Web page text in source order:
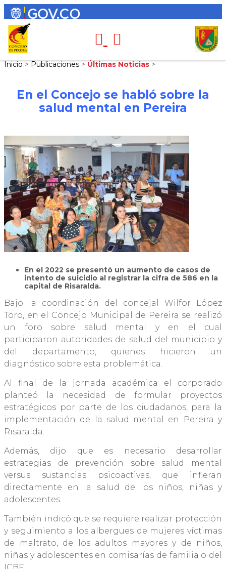
Inicio > Publicaciones > Últimas Noticias >
En el Concejo se habló sobre la
salud mental en Pereira
En el 2022 se presentó un aumento de casos de
intento de suicidio al registrar la cifra de 586 en la
capital de Risaralda.
Bajo la coordinación del concejal Wilfor López
Toro, en el Concejo Municipal de Pereira se realizó
un foro sobre salud mental y en el cual
participaron autoridades de salud del municipio y
del departamento, quienes hicieron un
diagnóstico sobre esta problemática.
Al final de la jornada académica el corporado
planteó la necesidad de formular proyectos
estratégicos por parte de los ciudadanos, para la
implementación de la salud mental en Pereira y
Risaralda.
Además, dijo que es necesario desarrollar
estrategias de prevención sobre salud mental
versus sustancias psicoactivas, que infieran
directamente en la salud de los niños, niñas y
adolescentes.
También indicó que se requiere realizar protección
y seguimiento a los albergues de mujeres víctimas
de maltrato, de los adultos mayores y de niños,
niñas y adolescentes en comisarías de familia o del